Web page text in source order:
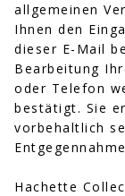
allgemeinen
Ihnen den
dieser E-Mail
Bearbeitung
oder Telefon
bestätigt. Sie
vorbehaltlich
Hachette